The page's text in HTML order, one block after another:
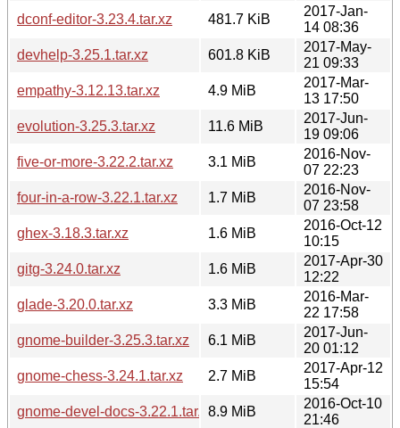
dconf-editor-3.23.4.tar.xz
481.7 KiB
2017-Jan-
14 08:36
devhelp-3.25.1.tar.xz
601.8 KiB
2017-May-
21 09:33
empathy-3.12.13.tar.xz
4.9 MiB
2017-Mar-
13 17:50
evolution-3.25.3.tar.xz
11.6 MiB
2017-Jun-
19 09:06
five-or-more-3.22.2.tar.xz
3.1 MiB
2016-Nov-
07 22:23
four-in-a-row-3.22.1.tar.xz
1.7 MiB
2016-Nov-
07 23:58
ghex-3.18.3.tar.xz
1.6 MiB
2016-Oct-12
10:15
gitg-3.24.0.tar.xz
1.6 MiB
2017-Apr-30
12:22
glade-3.20.0.tar.xz
3.3 MiB
2016-Mar-
22 17:58
gnome-builder-3.25.3.tar.xz
6.1 MiB
2017-Jun-
20 01:12
gnome-chess-3.24.1.tar.xz
2.7 MiB
2017-Apr-12
15:54
gnome-devel-docs-3.22.1.tar.xz8.9 MiB
2016-Oct-10
21:46